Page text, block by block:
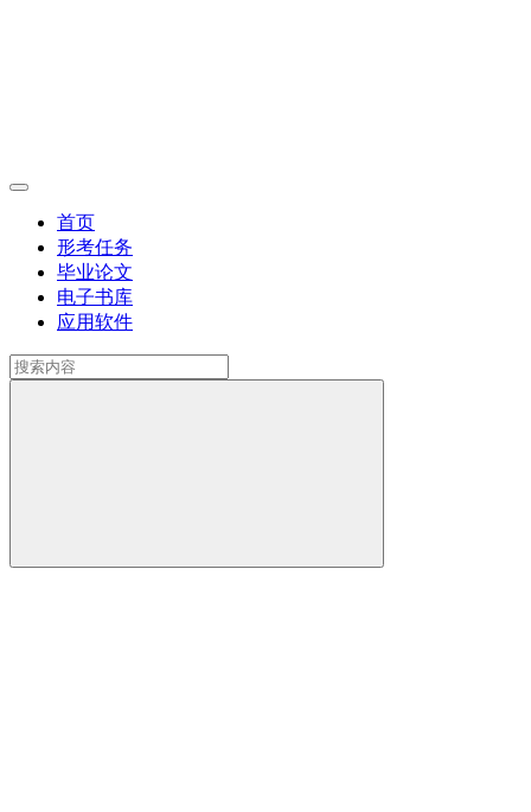
首页
形考任务
毕业论文
电子书库
应用软件